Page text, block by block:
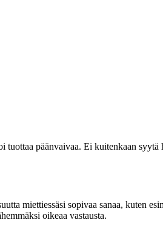
päänvaivaa. Ei kuitenkaan
miettiessäsi sopivaa sanaa, kuten
oikeaa vastausta.